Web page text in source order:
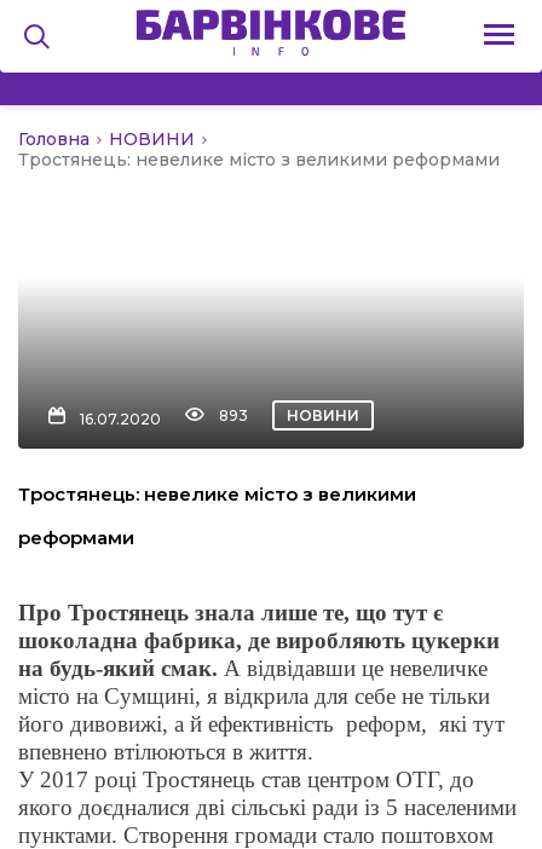
Головна
НОВИНИ
Тростянець: невелике місто з великими реформами
16.07.2020 893 НОВИНИ
Тростянець: невелике місто з великими
реформами
Про Тростянець знала лише те, що тут є
шоколадна фабрика, де виробляють цукерки
на будь-який смак. А відвідавши це невеличке
місто на Сумщині, я відкрила для себе не тільки
його дивовижі, а й ефективність реформ, які тут
впевнено втілюються в життя.
У 2017 році Тростянець став центром ОТГ, до
якого доєдналися дві сільські ради із 5 населеними
пунктами. Створення громади стало поштовхом